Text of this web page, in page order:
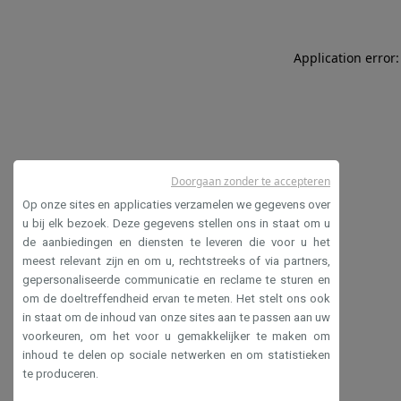
Application
Op onze sites en applicaties verzamelen we gegevens over
u bij elk bezoek. Deze gegevens stellen ons in staat om u
de aanbiedingen en diensten te leveren die voor u het
meest relevant zijn en om u, rechtstreeks of via partners,
gepersonaliseerde communicatie en reclame te sturen en
om de doeltreffendheid ervan te meten. Het stelt ons ook
in staat om de inhoud van onze sites aan te passen aan uw
voorkeuren, om het voor u gemakkelijker te maken om
inhoud te delen op sociale netwerken en om statistieken
te produceren.
Doorgaan zonder te accepteren